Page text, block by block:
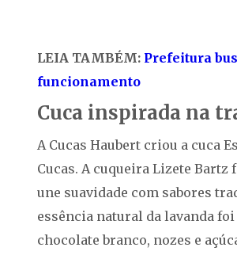
LEIA TAMBÉM: Prefeitura
funcionamento
Cuca inspirada na
A Cucas Haubert criou a cuca
Cucas. A cuqueira Lizete
une suavidade com sabores
essência natural da lavanda
chocolate branco, nozes e